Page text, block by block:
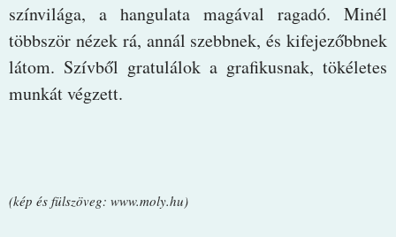
színvilága, a hangulata magával ragadó. Minél
többször nézek rá, annál szebbnek, és kifejezőbbnek
látom. Szívből gratulálok a grafikusnak, tökéletes
munkát végzett.
(kép és fülszöveg: www.moly.hu)